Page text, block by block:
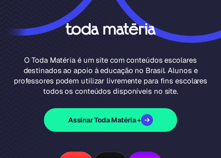
O Toda Matéria é um site com conteúdos escolares
destinados ao apoio à educação no Brasil. Alunos e
professores podem utilizar livremente para fins escolares
todos os conteúdos disponíveis no site.
Assinar Toda Matéria +